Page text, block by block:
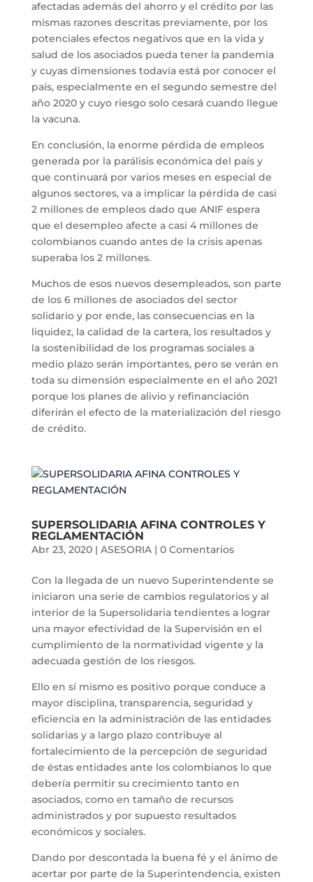
afectadas además del ahorro y el crédito por las
mismas razones descritas previamente, por los
potenciales efectos negativos que en la vida y
salud de los asociados pueda tener la pandemia
y cuyas dimensiones todavía está por conocer el
país, especialmente en el segundo semestre del
año 2020 y cuyo riesgo solo cesará cuando llegue
la vacuna.
En conclusión, la enorme pérdida de empleos
generada por la parálisis económica del país y
que continuará por varios meses en especial de
algunos sectores, va a implicar la pérdida de casi
2 millones de empleos dado que ANIF espera
que el desempleo afecte a casi 4 millones de
colombianos cuando antes de la crisis apenas
superaba los 2 millones.
Muchos de esos nuevos desempleados, son parte
de los 6 millones de asociados del sector
solidario y por ende, las consecuencias en la
liquidez, la calidad de la cartera, los resultados y
la sostenibilidad de los programas sociales a
medio plazo serán importantes, pero se verán en
toda su dimensión especialmente en el año 2021
porque los planes de alivio y refinanciación
diferirán el efecto de la materialización del riesgo
de crédito.
SUPERSOLIDARIA AFINA CONTROLES Y
REGLAMENTACIÓN
Abr 23, 2020| ASESORIA| 0 Comentarios
Con la llegada de un nuevo Superintendente se
iniciaron una serie de cambios regulatorios y al
interior de la Supersolidaria tendientes a lograr
una mayor efectividad de la Supervisión en el
cumplimiento de la normatividad vigente y la
adecuada gestión de los riesgos.
Ello en sí mismo es positivo porque conduce a
mayor disciplina, transparencia, seguridad y
eficiencia en la administración de las entidades
solidarias y a largo plazo contribuye al
fortalecimiento de la percepción de seguridad
de éstas entidades ante los colombianos lo que
debería permitir su crecimiento tanto en
asociados, como en tamaño de recursos
administrados y por supuesto resultados
económicos y sociales.
Dando por descontada la buena fé y el ánimo de
acertar por parte de la Superintendencia, existen